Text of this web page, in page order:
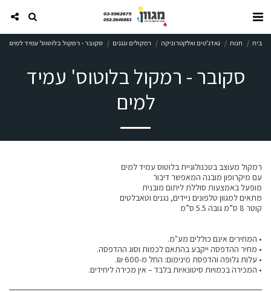
בית חנות גאדג'טים ואלקטרוניקה רמקולים ונגנים סקובר - רמקול בלוטוס' עמיד למים
סקובר - רמקול בלוטוס' עמיד
למים
• המכירה בכמויות סיטונאיות בלבד – אין מכירה ליחידים.